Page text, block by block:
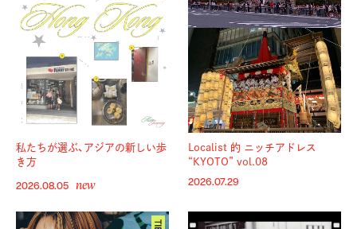
私たちが選ぶ、アジアの新しい歩
き方
2026.08.05 new
Localist 的 ニッチアドレス
“KYOTO” vol.08
2026.07.29